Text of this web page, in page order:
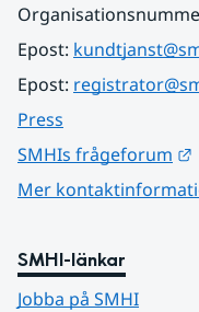
Epost:
Epost:
Press
SMHIs frågeforum
Mer
SMHI-länkar
Jobba på SMHI